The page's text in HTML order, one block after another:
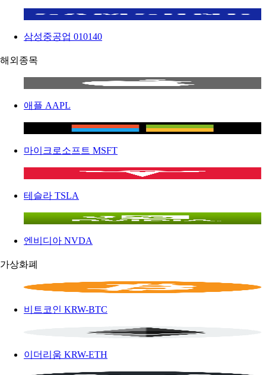
삼성중공업 010140
해외종목
애플 AAPL
마이크로소프트 MSFT
테슬라 TSLA
엔비디아 NVDA
가상화폐
비트코인 KRW-BTC
이더리움 KRW-ETH